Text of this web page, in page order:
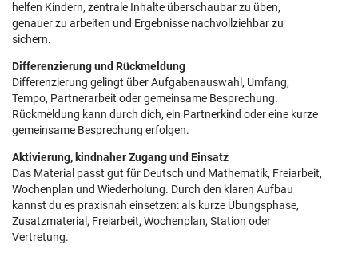
helfen Kindern, zentrale Inhalte überschaubar zu üben,
genauer zu arbeiten und Ergebnisse nachvollziehbar zu
sichern.
Differenzierung und Rückmeldung
Differenzierung gelingt über Aufgabenauswahl, Umfang,
Tempo, Partnerarbeit oder gemeinsame Besprechung.
Rückmeldung kann durch dich, ein Partnerkind oder eine kurze
gemeinsame Besprechung erfolgen.
Aktivierung, kindnaher Zugang und Einsatz
Das Material passt gut für Deutsch und Mathematik, Freiarbeit,
Wochenplan und Wiederholung. Durch den klaren Aufbau
kannst du es praxisnah einsetzen: als kurze Übungsphase,
Zusatzmaterial, Freiarbeit, Wochenplan, Station oder
Vertretung.